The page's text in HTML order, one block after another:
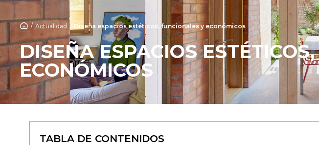
/ Actualidad / Diseña espacios estéticos, funcionales y económicos
DISEÑA ESPACIOS
ECONÓMICOS
TABLA DE CONTENIDOS